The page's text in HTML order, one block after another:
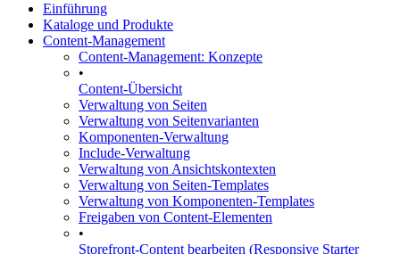
Einführung
Kataloge und Produkte
Content-Management
Content-Management: Konzepte
•
Content-Übersicht
Verwaltung von Seiten
Verwaltung von Seitenvarianten
Komponenten-Verwaltung
Include-Verwaltung
Verwaltung von Ansichtskontexten
Verwaltung von Seiten-Templates
Verwaltung von Komponenten-Templates
Freigaben von Content-Elementen
•
Storefront-Content bearbeiten (Responsive Starter